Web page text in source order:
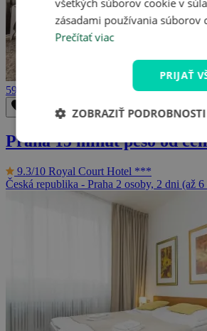
59 €
Odstrániť z obľúbených Uložiť do
Praha 15 minút pešo od
9.3/10 Royal Court Hotel ***
Česká republika - Praha 2 osoby, 2 dni (až
všetkých súborov cookie v
zásadami používania súborov
Prečítať viac
PRIJAŤ
ZOBRAZIŤ PODROBNOSTI